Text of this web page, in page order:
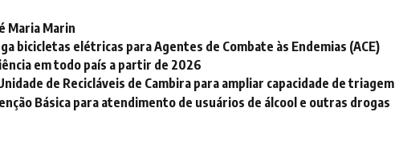
Maria Marin
bicicletas elétricas para Agentes de Combate às Endemias (ACE)
em todo país a partir de 2026
de Recicláveis de Cambira para ampliar capacidade de triagem
Básica para atendimento de usuários de álcool e outras drogas